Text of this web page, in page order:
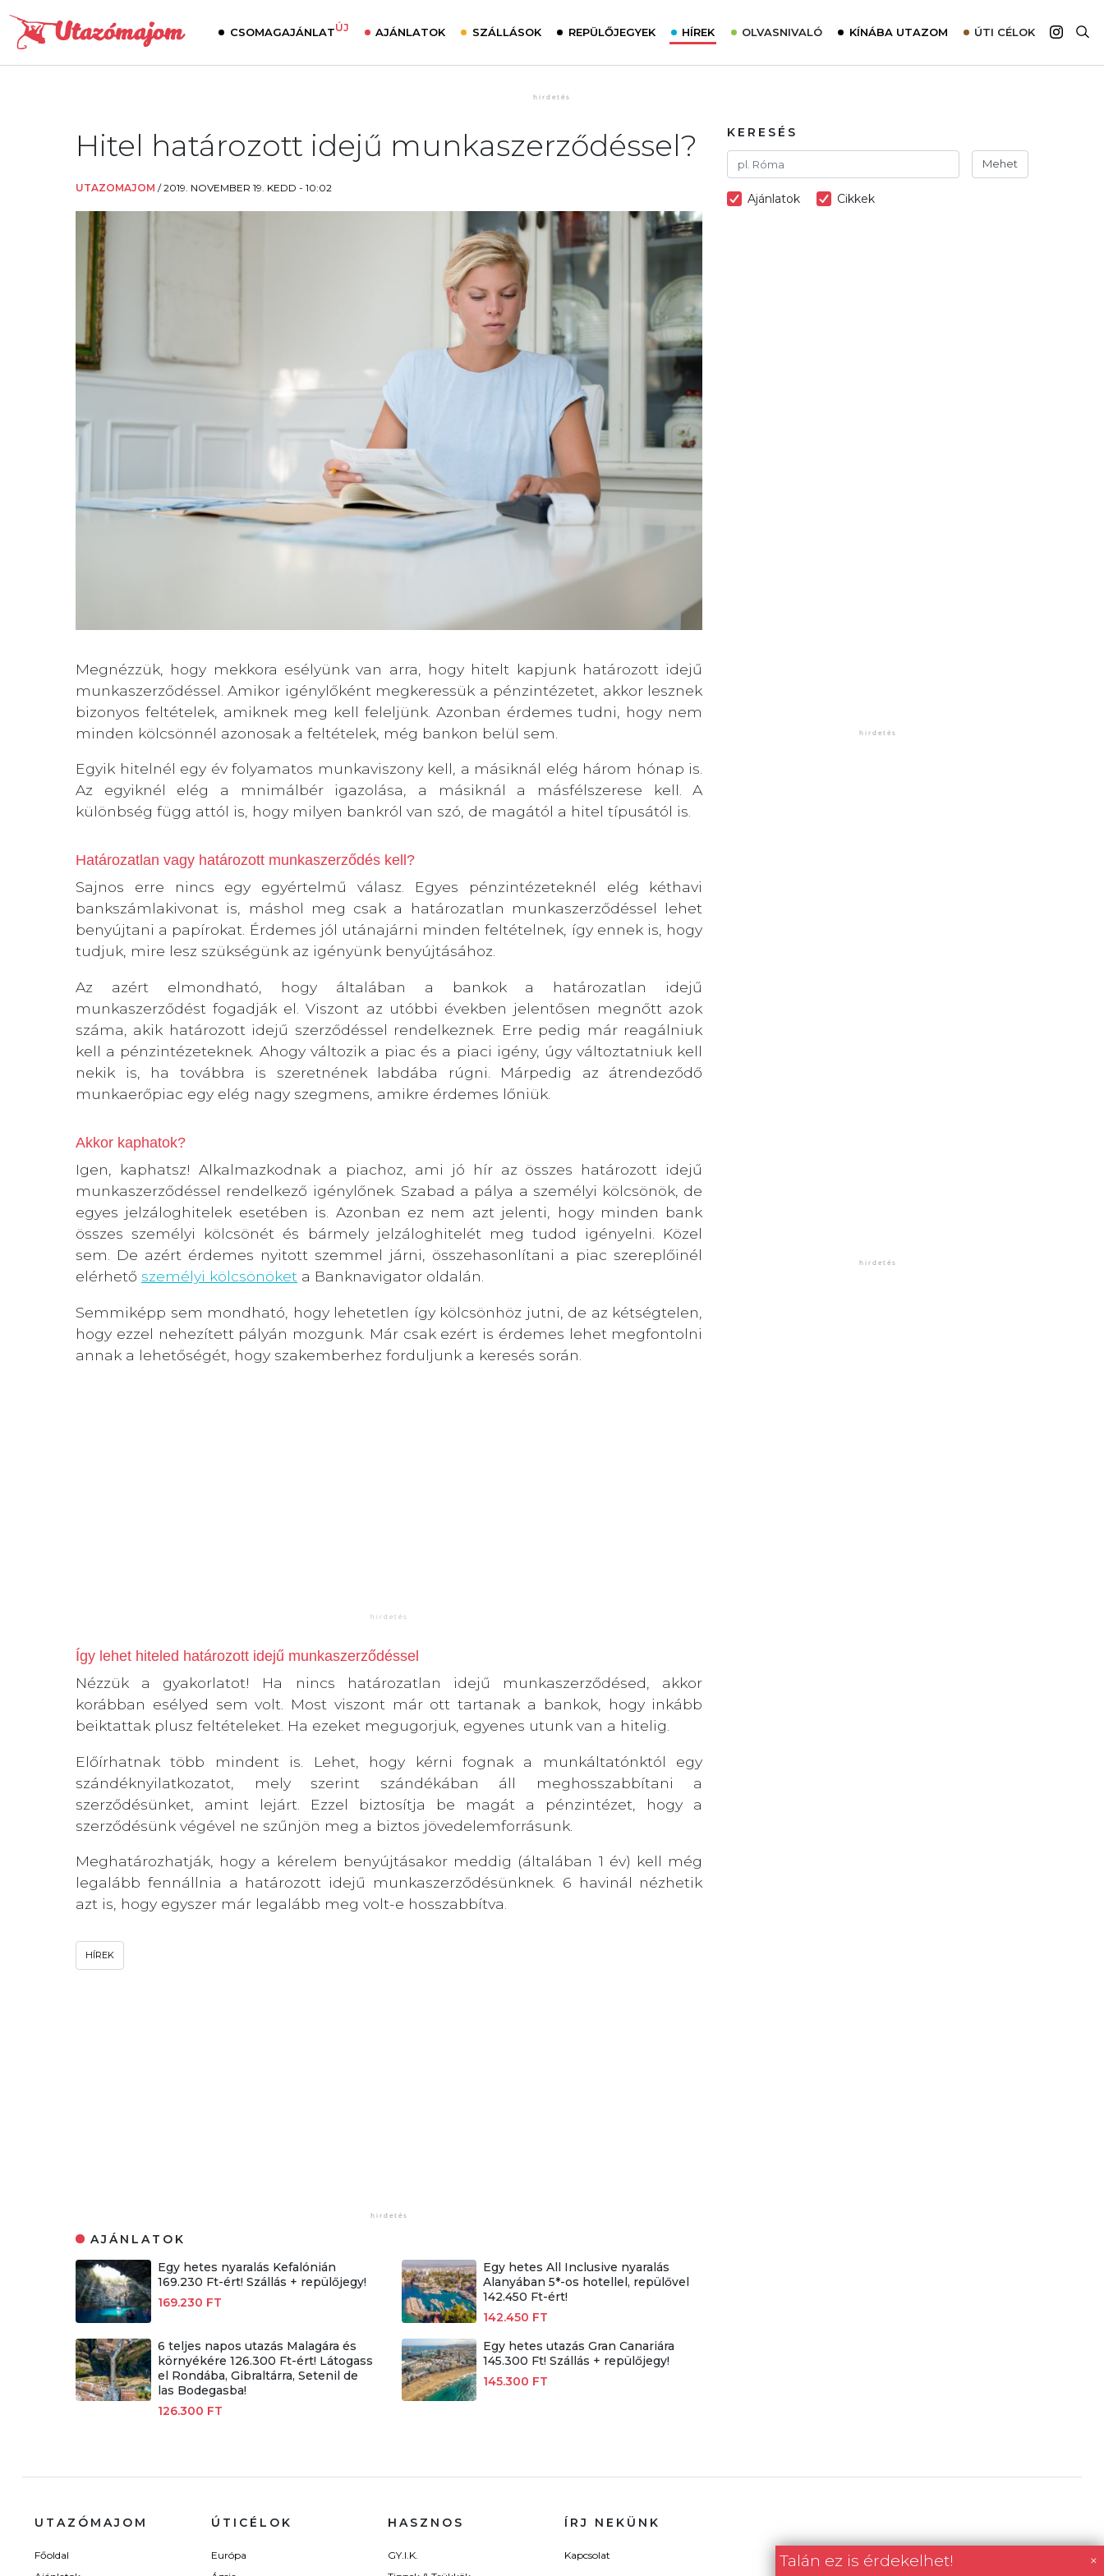
CSOMAGAJÁNLATÚJ AJÁNLATOK SZÁLLÁSOK REPÜLŐJEGYEK HÍREK OLVASNIVALÓ
Interjú
Élménybeszámolók
KÍNÁBA UTAZOM ÚTI CÉLOK
Ausztrália
Hitel határozott idejű munkaszerződéssel?
UTAZOMAJOM /2019. NOVEMBER 19. KEDD - 10:02
Megnézzük, hogy mekkora esélyünk van arra, hogy hitelt kapjunk határozott idejű
munkaszerződéssel. Amikor igénylőként megkeressük a pénzintézetet, akkor lesznek
bizonyos feltételek, amiknek meg kell feleljünk. Azonban érdemes tudni, hogy nem
minden kölcsönnél azonosak a feltételek, még bankon belül sem.
Egyik hitelnél egy év folyamatos munkaviszony kell, a másiknál elég három hónap is.
Az egyiknél elég a mnimálbér igazolása, a másiknál a másfélszerese kell. A
különbség függ attól is, hogy milyen bankról van szó, de magától a hitel típusától is.
Határozatlan vagy határozott munkaszerződés kell?
Sajnos erre nincs egy egyértelmű válasz. Egyes pénzintézeteknél elég kéthavi
bankszámlakivonat is, máshol meg csak a határozatlan munkaszerződéssel lehet
benyújtani a papírokat. Érdemes jól utánajárni minden feltételnek, így ennek is, hogy
tudjuk, mire lesz szükségünk az igényünk benyújtásához.
Az azért elmondható, hogy általában a bankok a határozatlan idejű
munkaszerződést fogadják el. Viszont az utóbbi években jelentősen megnőtt azok
száma, akik határozott idejű szerződéssel rendelkeznek. Erre pedig már reagálniuk
kell a pénzintézeteknek. Ahogy változik a piac és a piaci igény, úgy változtatniuk kell
nekik is, ha továbbra is szeretnének labdába rúgni. Márpedig az átrendeződő
munkaerőpiac egy elég nagy szegmens, amikre érdemes lőniük.
Akkor kaphatok?
Igen, kaphatsz! Alkalmazkodnak a piachoz, ami jó hír az összes határozott idejű
munkaszerződéssel rendelkező igénylőnek. Szabad a pálya a személyi kölcsönök, de
egyes jelzáloghitelek esetében is. Azonban ez nem azt jelenti, hogy minden bank
összes személyi kölcsönét és bármely jelzáloghitelét meg tudod igényelni. Közel
sem. De azért érdemes nyitott szemmel járni, összehasonlítani a piac szereplőinél
elérhető személyi kölcsönöket a Banknavigator oldalán.
Semmiképp sem mondható, hogy lehetetlen így kölcsönhöz jutni, de az kétségtelen,
hogy ezzel nehezített pályán mozgunk. Már csak ezért is érdemes lehet megfontolni
annak a lehetőségét, hogy szakemberhez forduljunk a keresés során.
Így lehet hiteled határozott idejű munkaszerződéssel
Nézzük a gyakorlatot! Ha nincs határozatlan idejű munkaszerződésed, akkor
korábban esélyed sem volt. Most viszont már ott tartanak a bankok, hogy inkább
beiktattak plusz feltételeket. Ha ezeket megugorjuk, egyenes utunk van a hitelig.
Előírhatnak több mindent is. Lehet, hogy kérni fognak a munkáltatónktól egy
szándéknyilatkozatot, mely szerint szándékában áll meghosszabbítani a
szerződésünket, amint lejárt. Ezzel biztosítja be magát a pénzintézet, hogy a
szerződésünk végével ne szűnjön meg a biztos jövedelemforrásunk.
Meghatározhatják, hogy a kérelem benyújtásakor meddig (általában 1 év) kell még
legalább fennállnia a határozott idejű munkaszerződésünknek. 6 havinál nézhetik
azt is, hogy egyszer már legalább meg volt-e hosszabbítva.
Talán ez is érdekelhet! ×
HÍREK
AJÁNLATOK
Egy hetes nyaralás Kefalónián
169.230 Ft-ért! Szállás + repülőjegy!
169.230 FT
Egy hetes All Inclusive nyaralás
Alanyában 5*-os hotellel, repülővel
142.450 Ft-ért!
142.450 FT
6 teljes napos utazás Malagára és
környékére 126.300 Ft-ért! Látogass
el Rondába, Gibraltárra, Setenil de
las Bodegasba!
126.300 FT
Egy hetes utazás Gran Canariára
145.300 Ft! Szállás + repülőjegy!
145.300 FT
KERESÉS
Mehet
Ajánlatok Cikkek
UTAZÓMAJOM
Főoldal
ÚTICÉLOK
Európa
HASZNOS
GY.I.K.
ÍRJ NEKÜNK
Kapcsolat